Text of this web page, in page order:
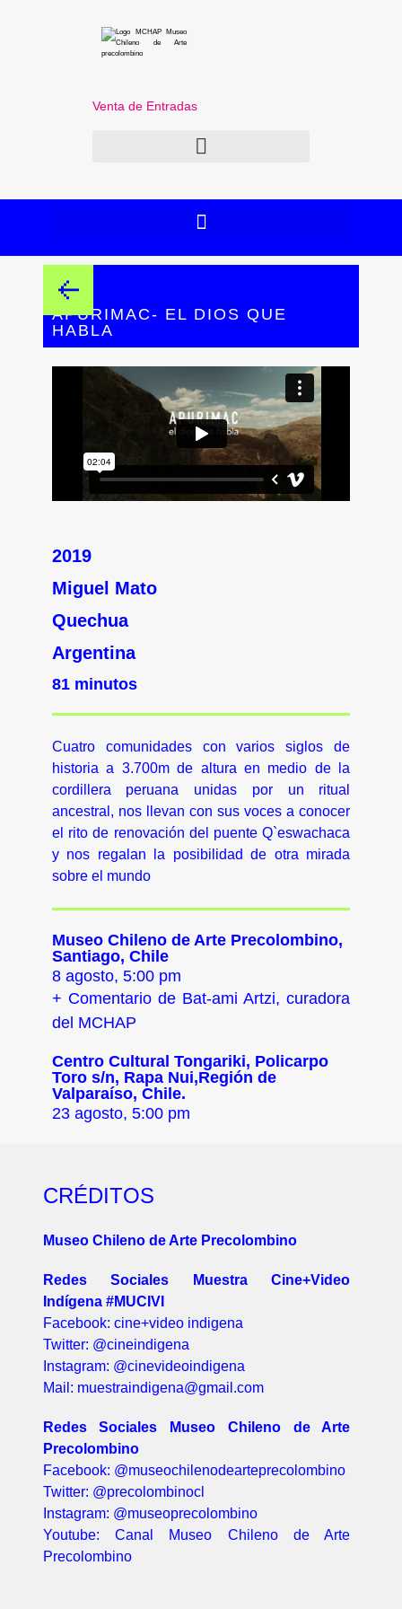
Venta de Entradas
APURIMAC- EL DIOS QUE
HABLA
2019
Miguel Mato
Quechua
Argentina
81 minutos
Cuatro comunidades con varios siglos de
historia a 3.700m de altura en medio de la
cordillera peruana unidas por un ritual
ancestral, nos llevan con sus voces a conocer
el rito de renovación del puente Q`eswachaca
y nos regalan la posibilidad de otra mirada
sobre el mundo
Museo Chileno de Arte Precolombino,
Santiago, Chile
8 agosto, 5:00 pm
+ Comentario de Bat-ami Artzi, curadora
del MCHAP
Centro Cultural Tongariki, Policarpo
Toro s/n, Rapa Nui,Región de
Valparaíso, Chile.
23 agosto, 5:00 pm
CRÉDITOS
Museo Chileno de Arte Precolombino
Redes Sociales Muestra Cine+Video
Indígena #MUCIVI
Facebook: cine+video indigena
Twitter: @cineindigena
Instagram: @cinevideoindigena
Mail: muestraindigena@gmail.com
Redes Sociales Museo Chileno de Arte
Precolombino
Facebook: @museochilenodearteprecolombino
Twitter: @precolombinocl
Instagram: @museoprecolombino
Youtube: Canal Museo Chileno de Arte
Precolombino